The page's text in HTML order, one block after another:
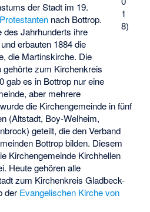
1
8)
der Stadt im 19.
Protestanten nach Bottrop.
des Jahrhunderts ihre
erbauten 1884 die
die Martinskirche. Die
zum Kirchenkreis
gab es in Bottrop nur eine
aber mehrere
die Kirchengemeinde in fünf
(Altstadt, Boy-Welheim,
geteilt, die den Verband
Bottrop bilden. Diesem
Kirchengemeinde Kirchhellen
Heute gehören alle
zum Kirchenkreis Gladbeck-
der Evangelischen Kirche von